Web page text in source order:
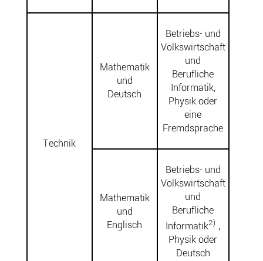
Technik
Mathematik
und
Deutsch
Betriebs- und
Volkswirtschaft
und
Berufliche
Informatik,
Physik oder
eine
Fremdsprache
Mathematik
und
Englisch
Betriebs- und
Volkswirtschaft
und
Berufliche
Informatik2) ,
Physik oder
Deutsch